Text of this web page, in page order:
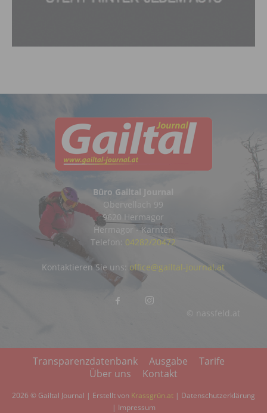
Büro Gailtal Journal
Obervellach 99
9620 Hermagor
Hermagor - Kärnten
Telefon: 04282/20472
© nassfeld.at
Kontaktieren Sie uns: office@gailtal-journal.at
Transparenzdatenbank Ausgabe
Tarife
Über uns
Kontakt
2026 © Gailtal Journal | Erstellt von Krassgrün.at | Datenschutzerklärung
| Impressum